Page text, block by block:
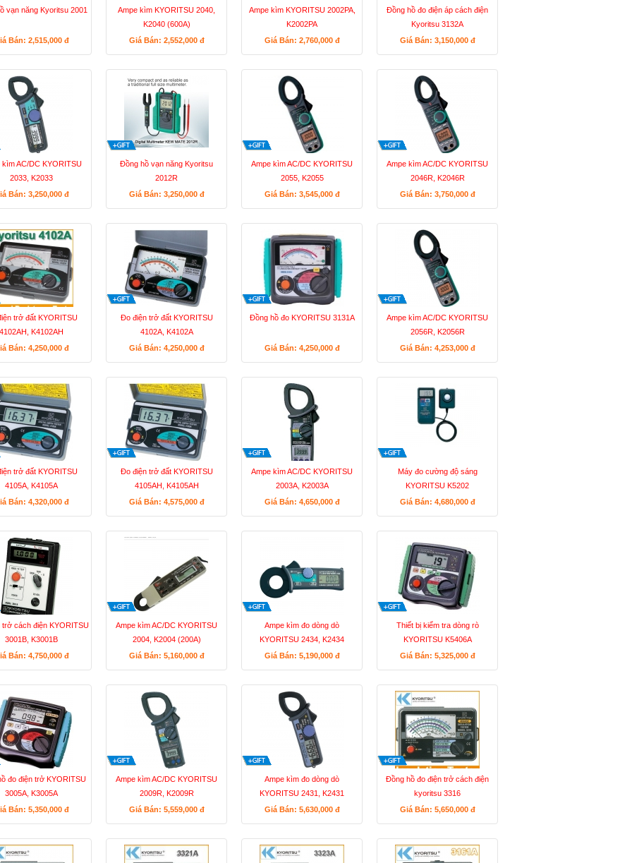
vạn năng Kyoritsu 2001
Bán: 2,515,000 đ
Ampe kìm KYORITSU 2040,
K2040 (600A)
Giá Bán: 2,552,000 đ
Ampe kìm KYORITSU 2002PA,
K2002PA
Giá Bán: 2,760,000 đ
Đồng hồ đo điện áp cách điện
Kyoritsu 3132A
Giá Bán: 3,150,000 đ
kìm AC/DC KYORITSU
2033, K2033
Bán: 3,250,000 đ
Đồng hồ vạn năng Kyoritsu
2012R
Giá Bán: 3,250,000 đ
Ampe kìm AC/DC KYORITSU
2055, K2055
Giá Bán: 3,545,000 đ
Ampe kìm AC/DC KYORITSU
2046R, K2046R
Giá Bán: 3,750,000 đ
trở đất KYORITSU
4102AH, K4102AH
Bán: 4,250,000 đ
Đo điện trở đất KYORITSU
4102A, K4102A
Giá Bán: 4,250,000 đ
Đồng hồ đo KYORITSU 3131A
Giá Bán: 4,250,000 đ
Ampe kìm AC/DC KYORITSU
2056R, K2056R
Giá Bán: 4,253,000 đ
trở đất KYORITSU
4105A, K4105A
Bán: 4,320,000 đ
Đo điện trở đất KYORITSU
4105AH, K4105AH
Giá Bán: 4,575,000 đ
Ampe kìm AC/DC KYORITSU
2003A, K2003A
Giá Bán: 4,650,000 đ
Máy đo cường độ sáng
KYORITSU K5202
Giá Bán: 4,680,000 đ
trở cách điện KYORITSU
3001B, K3001B
Bán: 4,750,000 đ
Ampe kìm AC/DC KYORITSU
2004, K2004 (200A)
Giá Bán: 5,160,000 đ
Ampe kìm đo dòng dò
KYORITSU 2434, K2434
Giá Bán: 5,190,000 đ
Thiết bị kiểm tra dòng rò
KYORITSU K5406A
Giá Bán: 5,325,000 đ
đo điện trở KYORITSU
3005A, K3005A
Bán: 5,350,000 đ
Ampe kìm AC/DC KYORITSU
2009R, K2009R
Giá Bán: 5,559,000 đ
Ampe kìm đo dòng dò
KYORITSU 2431, K2431
Giá Bán: 5,630,000 đ
Đồng hồ đo điện trở cách điện
kyoritsu 3316
Giá Bán: 5,650,000 đ